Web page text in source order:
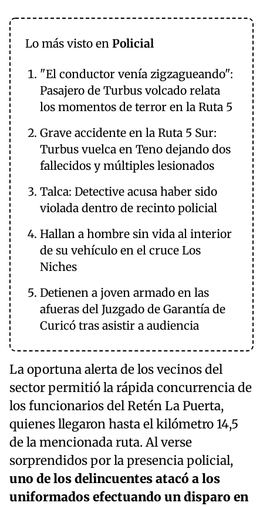
Lo más visto en Policial
"El conductor venía zigzagueando":
Pasajero de Turbus volcado relata
los momentos de terror en la Ruta 5
Grave accidente en la Ruta 5 Sur:
Turbus vuelca en Teno dejando dos
fallecidos y múltiples lesionados
Talca: Detective acusa haber sido
violada dentro de recinto policial
Hallan a hombre sin vida al interior
de su vehículo en el cruce Los
Niches
Detienen a joven armado en las
afueras del Juzgado de Garantía de
Curicó tras asistir a audiencia
La oportuna alerta de los vecinos del
sector permitió la rápida concurrencia de
los funcionarios del Retén La Puerta,
quienes llegaron hasta el kilómetro 14,5
de la mencionada ruta. Al verse
sorprendidos por la presencia policial,
uno de los delincuentes atacó a los
uniformados efectuando un disparo en